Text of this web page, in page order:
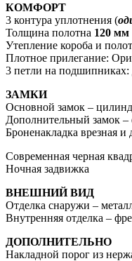
КОМФОРТ
3 контура уплотнения (
Толщина полотна 120 мм
Утепление короба и
Плотное прилегание:
3 петли на подшипниках:
ЗАМКИ
Основной замок –
Дополнительный замок –
Броненакладка врезная
Современная черная
Ночная задвижка
ВНЕШНИЙ ВИД
Отделка снаружи –
Внутренняя отделка –
ДОПОЛНИТЕЛЬНО
Накладной порог из